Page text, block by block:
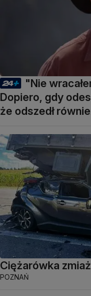
"Nie
Dopiero, gdy
że odszedł
Ciężarówka
POZNAŃ